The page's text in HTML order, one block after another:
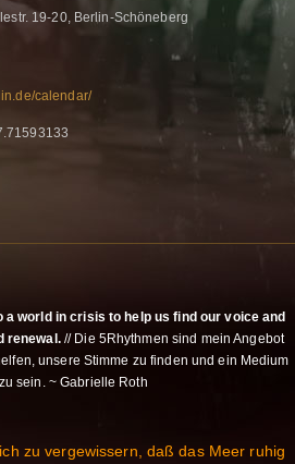
19-20, Berlin-Schöneberg
calendar/
world in crisis to help us find our voice and
renewal.// Die 5Rhythmen sind mein Angebot
unsere Stimme zu finden und ein Medium
sein. ~ Gabrielle Roth
zu vergewissern, daß das Meer ruhig